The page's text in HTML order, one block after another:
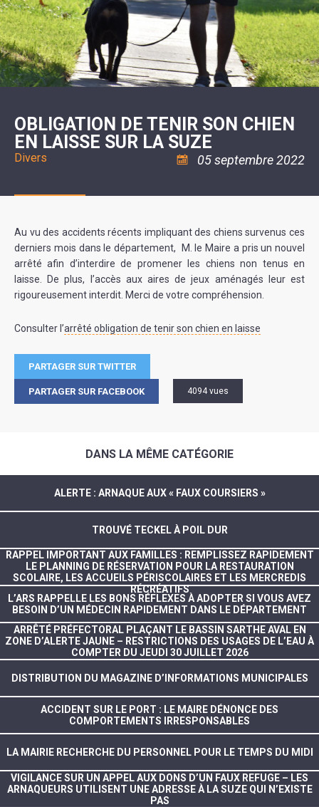
20ÈME
SIÈCLE
RÉUNIONS
DU
CONSEIL
MUNICIPAL
ARRÊTÉS
ET
DÉCISIONS
DU
MAIRE
DE
LA
MINORITÉ
LES
ÉCOLES
/
LE
COLLÈGE
ESPACE
JEUNES
11
ANS
ASSOCIATION
COULÉE
ENVIRONNEMENT
L'EAU
ET
L'ASSAINISSEMENT
LA
RÉSIDENCE
AUTONOMIE
LA
POLICE
MUNICIPALE
SÉCURITÉ
MAJEURS
DE
MUSIQUE
L'ÉCOLE
COMMUNAUTAIRE
DE
DANSE
LA
PISCINE
VOIE
VERTE
VISITES
ET
DÉCOUVERTES
LES
RANDONNÉES
LE
CAMPING-
CARS
TENTES
ET
CARAVANES
FLUVIALE
SUZE
OBLIGATION DE TENIR SON CHIEN
EN LAISSE SUR LA SUZE
Divers 05 septembre 2022
Au vu des accidents récents impliquant des chiens survenus ces
derniers mois dans le département, M. le Maire a pris un nouvel
arrêté afin d’interdire de promener les chiens non tenus en
laisse. De plus, l’accès aux aires de jeux aménagés leur est
rigoureusement interdit. Merci de votre compréhension.
Consulter l’arrêté obligation de tenir son chien en laisse
PARTAGER SUR TWITTER
PARTAGER SUR FACEBOOK 4094 vues
DANS LA MÊME CATÉGORIE
ALERTE : ARNAQUE AUX « FAUX COURSIERS »
TROUVÉ TECKEL À POIL DUR
RAPPEL IMPORTANT AUX FAMILLES : REMPLISSEZ RAPIDEMENT
LE PLANNING DE RÉSERVATION POUR LA RESTAURATION
SCOLAIRE, LES ACCUEILS PÉRISCOLAIRES ET LES MERCREDIS
RÉCRÉATIFS
L’ARS RAPPELLE LES BONS RÉFLEXES À ADOPTER SI VOUS AVEZ
BESOIN D’UN MÉDECIN RAPIDEMENT DANS LE DÉPARTEMENT
ARRÊTÉ PRÉFECTORAL PLAÇANT LE BASSIN SARTHE AVAL EN
ZONE D’ALERTE JAUNE – RESTRICTIONS DES USAGES DE L’EAU À
COMPTER DU JEUDI 30 JUILLET 2026
DISTRIBUTION DU MAGAZINE D’INFORMATIONS MUNICIPALES
ACCIDENT SUR LE PORT : LE MAIRE DÉNONCE DES
COMPORTEMENTS IRRESPONSABLES
LA MAIRIE RECHERCHE DU PERSONNEL POUR LE TEMPS DU MIDI
VIGILANCE SUR UN APPEL AUX DONS D’UN FAUX REFUGE – LES
ARNAQUEURS UTILISENT UNE ADRESSE À LA SUZE QUI N’EXISTE
PAS